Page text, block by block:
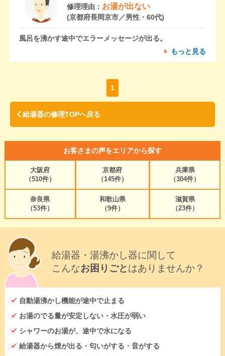
修理理由： お湯が出ない
(京都府長岡京市／男性・60代)
風呂を沸かす途中でエラーメッセージが出る。
もっと見る
1
給湯器の修理TOPへ戻る
お客さまの声をエリアから探す
大阪府
（510件）
京都府
（145件）
兵庫県
（304件）
奈良県
（53件）
和歌山県
（9件）
滋賀県
（23件）
給湯器・湯沸かし器に関して
こんなお困りごとはありませんか？
自動湯沸かし機能が途中で止まる
お湯のでる量が安定しない・水圧が弱い
シャワーのお湯が、途中で水になる
給湯器から煙が出る・匂いがする・音がする